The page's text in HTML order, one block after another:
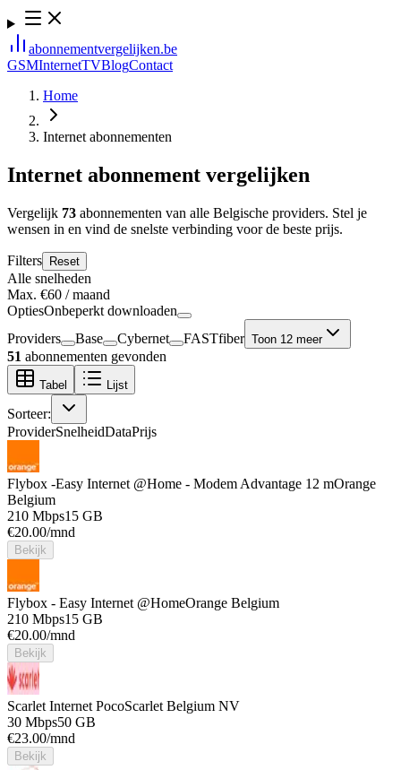
abonnementvergelijken.be
GSMInternetTVBlogContact
Home
Internet abonnementen
Internet abonnement vergelijken
Vergelijk 73 abonnementen van alle Belgische providers. Stel je
wensen in en vind de snelste verbinding voor de beste prijs.
Filters Reset
Alle snelheden
Max. €60 / maand
OptiesOnbeperkt downloaden
Providers
Base Cybernet FASTfiber Toon 12 meer
51 abonnementen gevonden
Tabel Lijst
Sorteer:
ProviderSnelheidDataPrijs
Flybox -Easy Internet @Home - Modem Advantage 12 mOrange
Belgium
210 Mbps15 GB
€20.00/mnd
Bekijk
Flybox - Easy Internet @HomeOrange Belgium
210 Mbps15 GB
€20.00/mnd
Bekijk
Scarlet Internet PocoScarlet Belgium NV
30 Mbps50 GB
€23.00/mnd
Bekijk